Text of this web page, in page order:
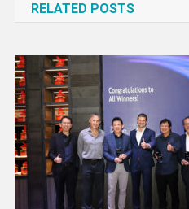
RELATED POSTS